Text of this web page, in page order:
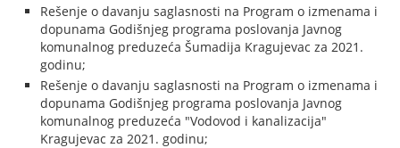
Rešenje o davanju saglasnosti na Program o izmenama i
dopunama Godišnjeg programa poslovanja Javnog
komunalnog preduzeća Šumadija Kragujevac za 2021.
godinu;
Rešenje o davanju saglasnosti na Program o izmenama i
dopunama Godišnjeg programa poslovanja Javnog
komunalnog preduzeća "Vodovod i kanalizacija"
Kragujevac za 2021. godinu;